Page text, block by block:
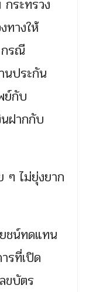
ระทรวง
ทางให้
กรณี
นประกัน
ย์กับ
ฝากกับ
ๆ ไม่ยุ่งยาก
ชน์ทดแทน
รที่เปิด
ขบัตร